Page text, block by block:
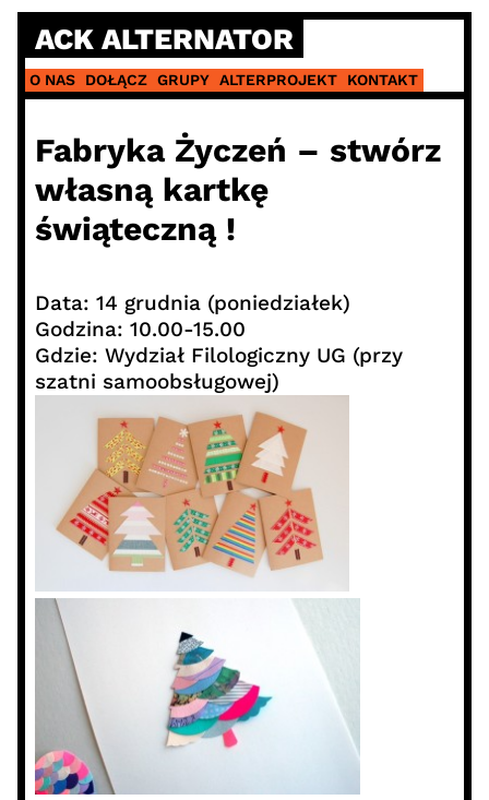
Skip
content
ACK ALTERNATOR
O NAS DOŁĄCZ GRUPY ALTERPROJEKT KONTAKT
Fabryka Życzeń – stwórz
własną kartkę
świąteczną !
Data: 14 grudnia (poniedziałek)
Godzina: 10.00-15.00
Gdzie: Wydział Filologiczny UG (przy
szatni samoobsługowej)